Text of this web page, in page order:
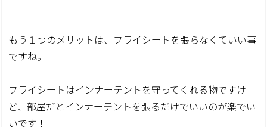
もう１つのメリットは、フライシートを張らなくていい事
ですね。
フライシートはインナーテントを守ってくれる物ですけ
ど、部屋だとインナーテントを張るだけでいいのが楽でい
いです！